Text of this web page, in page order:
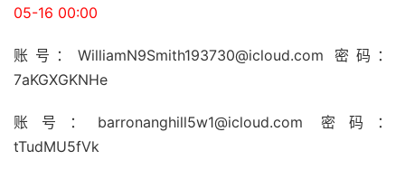
05-16 00:00
账号： WilliamN9Smith193730@icloud.com 密码：
7aKGXGKNHe
账号： barronanghill5w1@icloud.com 密码：
tTudMU5fVk